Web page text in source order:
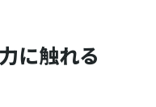
に触れる